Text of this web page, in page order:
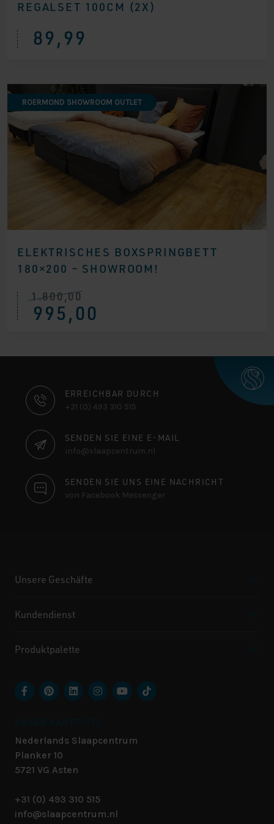
REGALSET 100CM (2X)
89,99
ELEKTRISCHES BOXSPRINGBETT
180×200 – SHOWROOM!
ROERMOND SHOWROOM OUTLET
1.800,00
Ursprünglicher
Preis
war:995,00
Aktueller
Preis
ist:
KONTAKTINFORMATIONEN
ERREICHBAR DURCH
+31 (0) 493 310 515
SENDEN SIE EINE E-MAIL
info@slaapcentrum.nl
SENDEN SIE UNS EINE NACHRICHT
von Facebook Messenger
Unsere Geschäfte
Kundendienst
Produktpalette
Nederlands Slaapcentrum
Planker 10
5721 VG Asten
+31 (0) 493 310 515
info@slaapcentrum.nl